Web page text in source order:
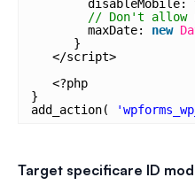
// Don't allow
maxDate: new
}
</script>
<?php
}
add_action(
Target specificare ID